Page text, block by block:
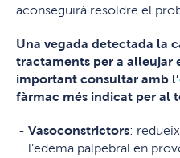
aconseguirà resoldre el
Una vegada detectada la
tractaments per a alleujar
important consultar amb l’
fàrmac més indicat per al
Vasoconstrictors:
l’edema palpebral en